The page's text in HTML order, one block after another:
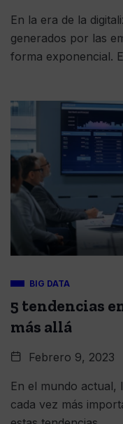
En la era de la
generados por las
forma exponencial.
BIG DATA
5 tendencias
más allá
Febrero 9, 2023
En el mundo actual,
cada vez más